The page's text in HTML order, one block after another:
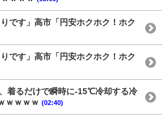
です」高市「円安ホクホク！ホク
です」高市「円安ホクホク！ホク
着るだけで瞬時に-15℃冷却する冷
ｗｗｗｗ (02:40)